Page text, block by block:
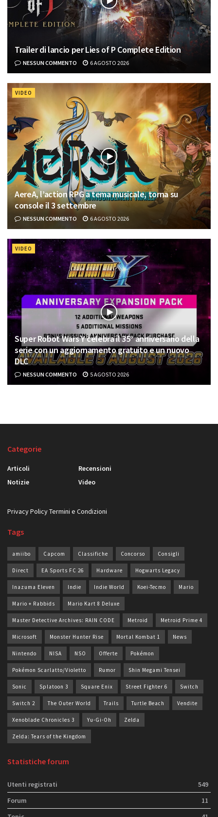
Trailer di lancio per Lies of P Complete Edition
NESSUN COMMENTO 6 AGOSTO 2026
VIDEO
AereA, l’action RPG a tema musicale, torna su
console il 3 settembre
NESSUN COMMENTO 6 AGOSTO 2026
VIDEO
Super Robot Wars Y celebra il 35° anniversario della
serie con un aggiornamento gratuito e un nuovo
DLC
NESSUN COMMENTO 5 AGOSTO 2026
Categorie
Articoli
Notizie
Recensioni
Video
Privacy PolicyTermini e Condizioni
Tags
amiibo Capcom Classifiche Concorso Consigli
Direct EA Sports FC 26 Hardware Hogwarts Legacy
Inazuma Eleven Indie Indie World Koei-Tecmo Mario
Mario + Rabbids Mario Kart 8 Deluxe
Master Detective Archives: RAIN CODE Metroid Metroid Prime 4
Microsoft Monster Hunter Rise Mortal Kombat 1 News
Nintendo NISA NSO Offerte Pokémon
Pokémon Scarlatto/Violetto Rumor Shin Megami Tensei
Sonic Splatoon 3 Square Enix Street Fighter 6 Switch
Switch 2 The Outer World Trails Turtle Beach Vendite
Xenoblade Chronicles 3 Yu-Gi-Oh Zelda
Zelda: Tears of the Kingdom
Statistiche forum
Utenti registrati
549
Forum
11